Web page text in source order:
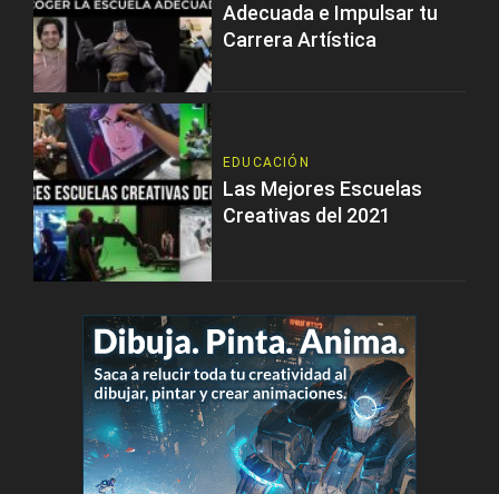
Adecuada e Impulsar tu
Carrera Artística
EDUCACIÓN
Las Mejores Escuelas
Creativas del 2021